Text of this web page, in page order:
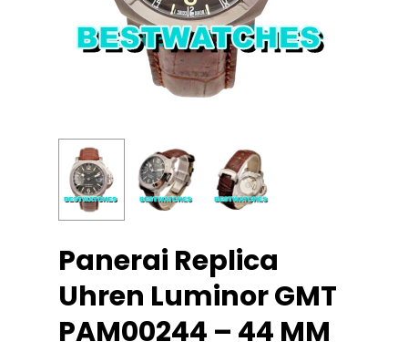
Panerai Replica
Uhren Luminor GMT
PAM00244 – 44 MM